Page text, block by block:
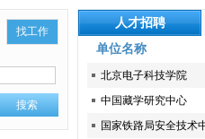
找工作
搜索
人才招聘
单位名称
北京电子科技学院
中国藏学研究中心
国家铁路局安全技术